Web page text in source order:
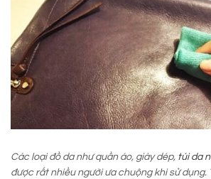
Các loại đồ da như quần áo, giày dép, túi da
được rất nhiều người ưa chuộng khi sử dụng.